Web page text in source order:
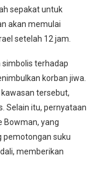
sepakat untuk
akan memulai
setelah 12 jam.
simbolis terhadap
korban jiwa.
tersebut,
Selain itu, pernyataan
Bowman, yang
pemotongan suku
memberikan